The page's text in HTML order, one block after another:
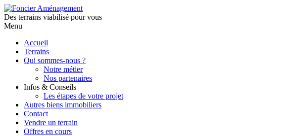
Des terrains viabilisé pour vous
Menu
contenu
principal
Accueil
Terrains
Qui sommes-nous ?
Notre métier
Nos partenaires
Infos & Conseils
Les étapes de votre projet
Autres biens immobiliers
Contact
Vendre un terrain
Offres en cours